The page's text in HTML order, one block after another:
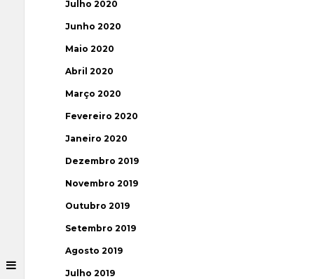
Julho 2020
Junho 2020
Maio 2020
Abril 2020
Março 2020
Fevereiro 2020
Janeiro 2020
Dezembro 2019
Novembro 2019
Outubro 2019
Setembro 2019
Agosto 2019
Julho 2019